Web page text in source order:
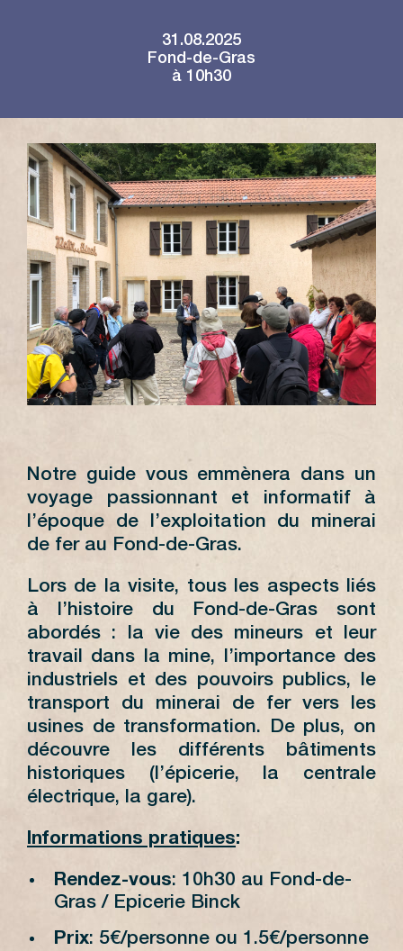
31.08.2025
Fond-de-Gras
à 10h30
Notre guide vous emmènera dans un
voyage passionnant et informatif à
l’époque de l’exploitation du minerai
de fer au Fond-de-Gras.
Lors de la visite, tous les aspects liés
à l’histoire du Fond-de-Gras sont
abordés : la vie des mineurs et leur
travail dans la mine, l’importance des
industriels et des pouvoirs publics, le
transport du minerai de fer vers les
usines de transformation. De plus, on
découvre les différents bâtiments
historiques (l’épicerie, la centrale
électrique, la gare).
Informations pratiques:
Rendez-vous: 10h30 au Fond-de-
Gras / Epicerie Binck
Prix: 5€/personne ou 1.5€/personne